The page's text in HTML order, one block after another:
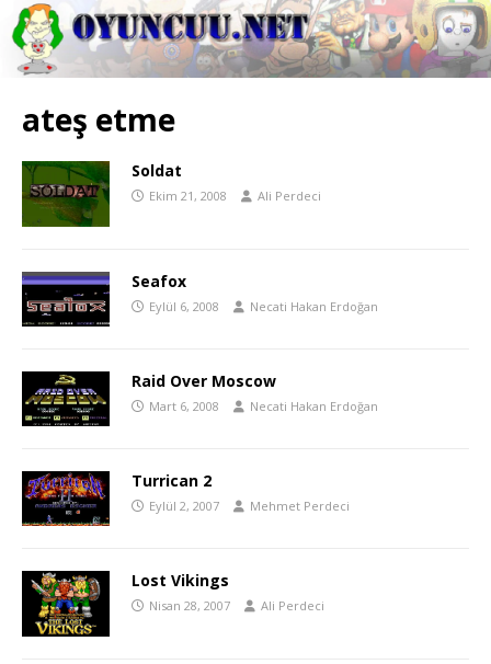
ateş etme
Soldat
Ekim 21, 2008 Ali Perdeci
Seafox
Eylül 6, 2008 Necati Hakan Erdoğan
Raid Over Moscow
Mart 6, 2008 Necati Hakan Erdoğan
Turrican 2
Eylül 2, 2007 Mehmet Perdeci
Lost Vikings
Nisan 28, 2007 Ali Perdeci